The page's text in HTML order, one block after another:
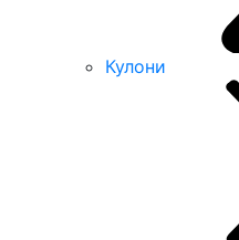
Кулони